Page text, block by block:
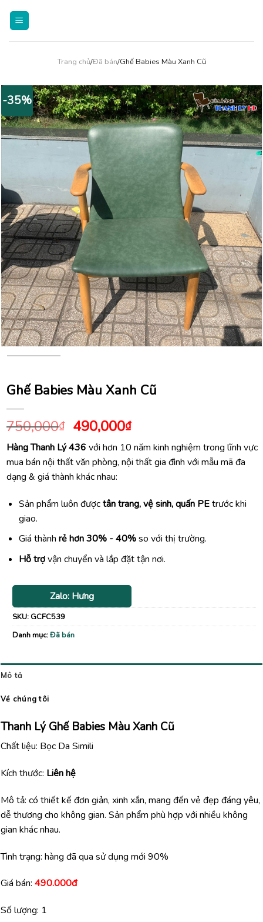
Trang chủ/Đã bán/Ghế Babies Màu Xanh Cũ
-35%
Ghế Babies Màu Xanh Cũ
750,000₫ Giá
gốc
là:
750,000₫.
490,000₫Giá
hiện
tại
là:
Hàng Thanh Lý 436 với hơn 10 năm kinh nghiệm trong lĩnh vực
mua bán nội thất văn phòng, nội thất gia đình với mẫu mã đa
dạng & giá thành khác nhau:
Sản phẩm luôn đượctân trang, vệ sinh, quấn PEtrước khi
giao.
Giá thành rẻ hơn 30% - 40%so với thị trường.
Hỗ trợvận chuyển và lắp đặt tận nơi.
Zalo: Hưng
SKU: GCFC539
Danh mục:Đã bán
Mô tả
Về chúng tôi
Thanh Lý Ghế Babies Màu Xanh Cũ
Chất liệu: Bọc Da Simili
Kích thước: Liên hệ
Mô tả: có thiết kế đơn giản, xinh xắn, mang đến vẻ đẹp đáng yêu,
dễ thương cho không gian. Sản phẩm phù hợp với nhiều không
gian khác nhau.
Tình trạng: hàng đã qua sử dụng mới 90%
Giá bán: 490.000đ
Số lượng: 1